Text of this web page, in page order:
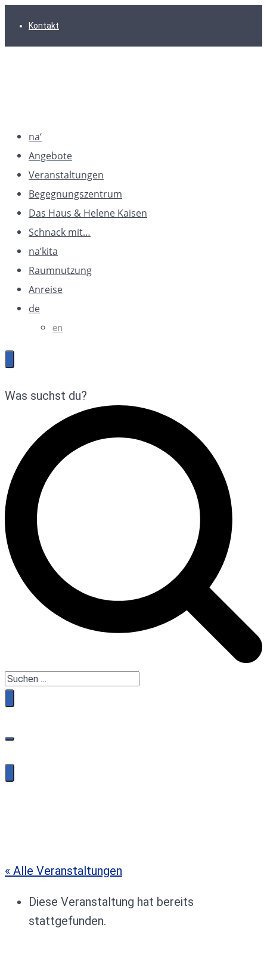
Hauptnavigation
Inhalt
FooterKontakt
na‘
Angebote
Veranstaltungen
Begegnungszentrum
Das Haus & Helene Kaisen
Schnack mit…
na’kita
Raumnutzung
Anreise
de
en
Was suchst du?
« Alle Veranstaltungen
Diese Veranstaltung hat bereits
stattgefunden.